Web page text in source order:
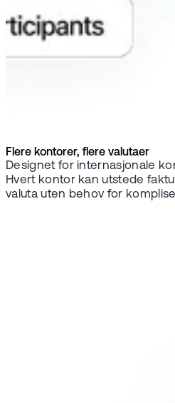
Flere kontorer, flere valutaer
Designet for internasjonale
Hvert kontor kan utstede
valuta uten behov for